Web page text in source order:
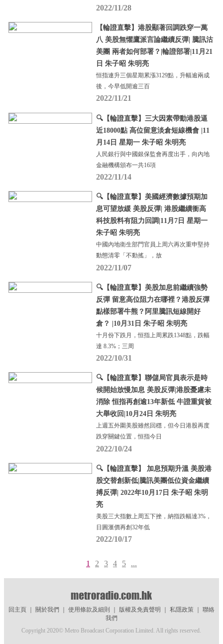
2022/11/28
【輪證直擊】港股顯著回調跌穿一萬
八 美股無懼鷹派言論繼續反彈| 騰訊沽
美團 兩者如何部署？|輪證部署|11月21
日 朱子昭 朱明亮
恒指連升三個星期累漲3129點，升幅逾兩成
後，今早低開逾三百
2022/11/21
🔍【輪證直擊】三大因素帶動港股逼
近18000點 高位留意淡倉短線機會 |11
月14日 星期一 朱子昭 朱明亮
人民銀行與中國銀保監會再度出手，向內地
金融機構頒布一共16項
2022/11/14
🔍【輪證直擊】美國經濟數據預期加
息可望放緩 美股反彈| 港股繼續衝高
科技股料有阻力回調|11月7日 星期一
朱子昭 朱明亮
中國內地衛生部門官員上周六再次重申堅持
動態清零「不動搖」，放
2022/11/07
🔍【輪證直擊】美股加息前繼續強勢
反彈 留意高位阻力在哪裡？港股反彈
點樣部署牛熊？阿里騰訊短線開好
倉？ |10月31日 朱子昭 朱明亮
十月份下跌月，恒指上周累跌1348點，跌幅
達 8.3%；三周
2022/10/31
🔍【輪證直擊】聯儲局官員表示是時
候開始放慢加息 美股反彈|港股憂慮未
消除 恒指再創逾13年新低 牛證重貨被
大舉收回|10月24日 朱明亮
上週五外圍美股雖然回穩，但今日港股再度
跌穿關鍵位置，恒指今日
2022/10/24
🔍【輪證直擊】 加息預期升溫 美股港
股交替創新低|騰訊美團低位資金繼續
搏反彈| 2022年10月17日 朱子昭 朱明
亮
美股三大指數上周五下挫，納指跌幅達3%，
日圓滙價再創32年低
2022/10/17
1 2 3 4 5 ...
回主頁｜ 關於我們 使用條款及細則 版權及免責聲明 私隱政策｜ 聯絡
我們
Copyright 2020© Metro Broadcast Corporation Limited. All rights reserved.